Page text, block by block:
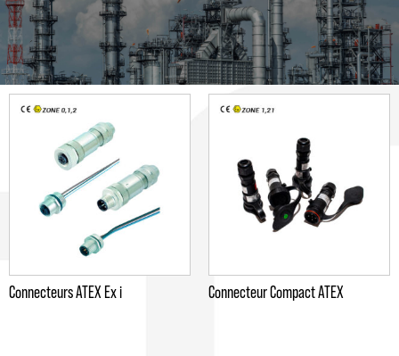
Connecteurs ATEX Ex i Connecteur Compact ATEX